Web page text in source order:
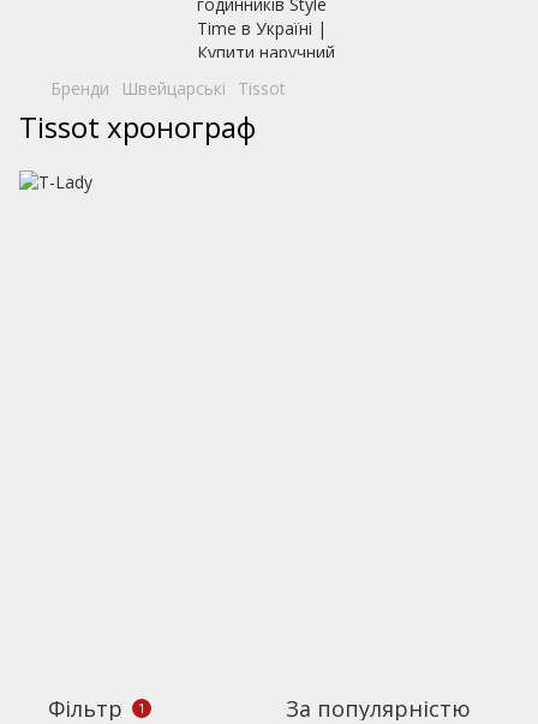
Бренди Швейцарські Tissot
Tissot хронограф
Фільтр 1 За популярністю